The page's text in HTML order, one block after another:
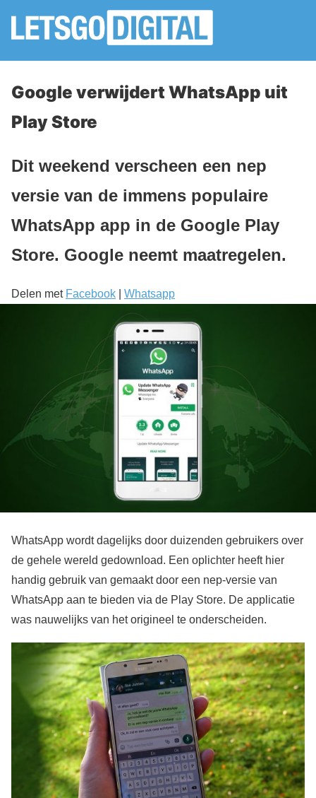
Google verwijdert WhatsApp uit
Play Store
Dit weekend verscheen een nep
versie van de immens populaire
WhatsApp app in de Google Play
Store. Google neemt maatregelen.
Delen met Facebook Whatsapp
WhatsApp wordt dagelijks door duizenden gebruikers over
de gehele wereld gedownload. Een oplichter heeft hier
handig gebruik van gemaakt door een nep-versie van
WhatsApp aan te bieden via de Play Store. De applicatie
was nauwelijks van het origineel te onderscheiden.